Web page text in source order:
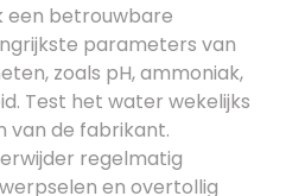
een betrouwbare
parameters van
zoals pH, ammoniak,
Test het water wekelijks
van de fabrikant.
regelmatig
en overtollig